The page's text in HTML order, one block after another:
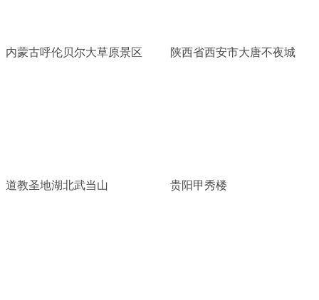
内蒙古呼伦贝尔大草原景区 陕西省西安市大唐不夜城
道教圣地湖北武当山 贵阳甲秀楼